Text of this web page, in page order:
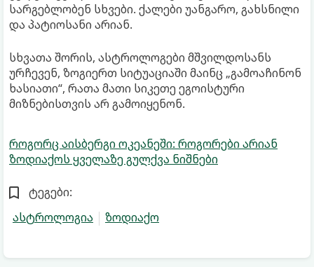
სარგებლობენ სხვები. ქალები უანგარო, გახსნილი
და პატიოსანი არიან.
სხვათა შორის, ასტროლოგები მშვილდოსანს
ურჩევენ, ზოგიერთ სიტუაციაში მაინც „გამოაჩინონ
ხასიათი“, რათა მათი სიკეთე ეგოისტური
მიზნებისთვის არ გამოიყენონ.
როგორც აისბერგი ოკეანეში: როგორები არიან
ზოდიაქოს ყველაზე გულქვა ნიშნები
ტეგები:
ასტროლოგია
ზოდიაქო